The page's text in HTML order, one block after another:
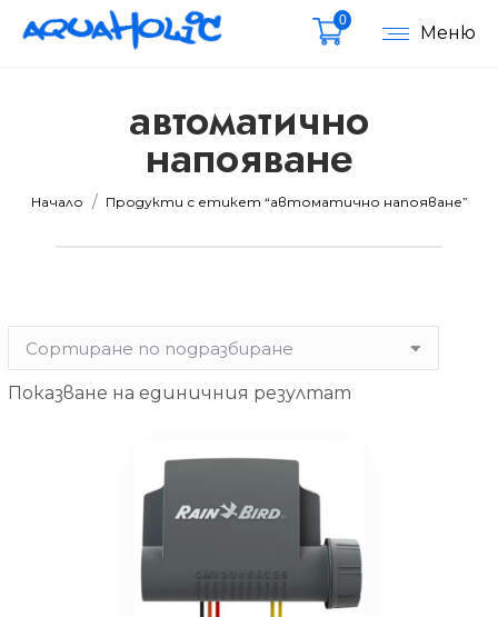
Меню
0
автоматично
напояване
Вие сте тук:
Начало Продукти с етикет “автоматично напояване”
Показване на единичния резултат